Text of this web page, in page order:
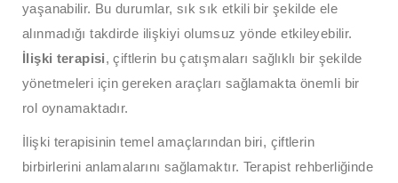
yaşanabilir. Bu durumlar, sık sık etkili bir şekilde ele
alınmadığı takdirde ilişkiyi olumsuz yönde etkileyebilir.
İlişki terapisi, çiftlerin bu çatışmaları sağlıklı bir şekilde
yönetmeleri için gereken araçları sağlamakta önemli bir
rol oynamaktadır.
İlişki terapisinin temel amaçlarından biri, çiftlerin
birbirlerini anlamalarını sağlamaktır. Terapist rehberliğinde